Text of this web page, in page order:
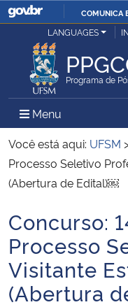
COMUNICA
Ministério da Justiça e
Ministério da Defesa
Ministério das Relações
Ministério da Economia
Ministério da Infraestrutura
Ministério da Agricultura,
Ministério da Educação
LANGUAGES
Programa de
Menu Menu
Você está aqui: UFSM
Processo Seletivo
(Abertura de Edital)￼
Início do conteúdo
Concurso:
Processo
Visitante
(Abertura